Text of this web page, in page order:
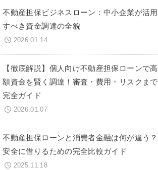
不動産担保ビジネスローン：中小企業が活用
すべき資金調達の全貌
2026.01.14
【徹底解説】個人向け不動産担保ローンで高
額資金を賢く調達！審査・費用・リスクまで
完全ガイド
2026.01.07
不動産担保ローンと消費者金融は何が違う？
安全に借りるための完全比較ガイド
2025.11.18